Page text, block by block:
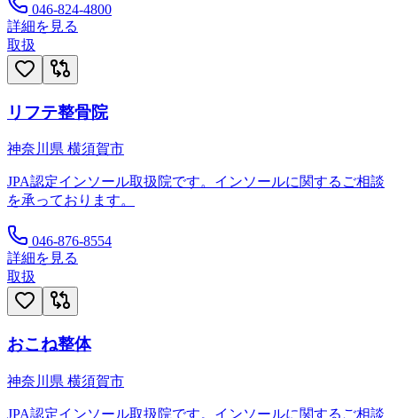
046-824-4800
詳細を見る
取扱
リフテ整骨院
神奈川県 横須賀市
JPA認定インソール取扱院です。インソールに関するご相談
を承っております。
046-876-8554
詳細を見る
取扱
おこね整体
神奈川県 横須賀市
JPA認定インソール取扱院です。インソールに関するご相談